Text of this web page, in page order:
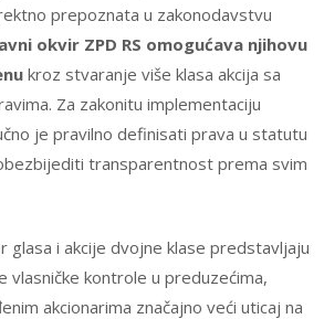
prepoznata u zakonodavstvu
okvir ZPD RS omogućava njihovu
kroz stvaranje više klasa akcija sa
Za zakonitu implementaciju
je pravilno definisati prava u statutu
transparentnost prema svim
glasa i akcije dvojne klase predstavljaju
vlasničke kontrole u preduzećima,
akcionarima značajno veći uticaj na